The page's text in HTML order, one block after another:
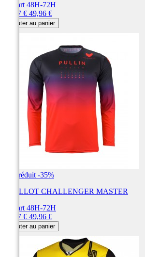
Départ 48H-72H
32,47 € Prix
de
base
49,96 €
Ajouter au panier
Prix réduit -35%
MAILLOT CHALLENGER MASTER
Départ 48H-72H
32,47 € Prix
de
base
49,96 €
Ajouter au panier